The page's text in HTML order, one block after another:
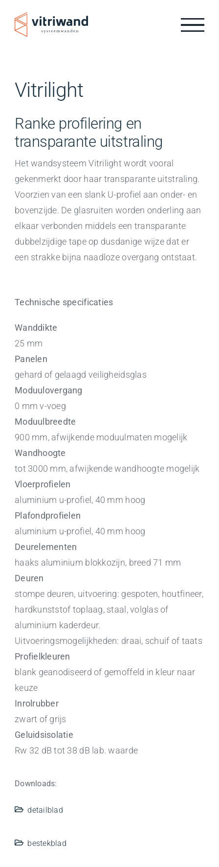
naar
inhoud
Vitrilight
Ranke profilering en
transparante uitstraling
Het wandsysteem Vitrilight wordt vooral
gekenmerkt door haar transparante uitstraling.
Voorzien van een slank U-profiel aan onder- en
bovenzijde. De glasruiten worden onderling aan
elkaar verbonden middels een transparante
dubbelzijdige tape op dusdanige wijze dat er
een strakke bijna naadloze overgang ontstaat.
Technische specificaties
Wanddikte
25 mm
Panelen
gehard of gelaagd veiligheidsglas
Moduulovergang
0 mm v-voeg
Moduulbreedte
900 mm, afwijkende moduulmaten mogelijk
Wandhoogte
tot 3000 mm, afwijkende wandhoogte mogelijk
Vloerprofielen
aluminium u-profiel, 40 mm hoog
Plafondprofielen
aluminium u-profiel, 40 mm hoog
Deurelementen
haaks aluminium blokkozijn, breed 71 mm
Deuren
stompe deuren, uitvoering: gespoten, houtfineer,
hardkunststof toplaag, staal, volglas of
aluminium kaderdeur.
Uitvoeringsmogelijkheden: draai, schuif of taats
Profielkleuren
blank geanodiseerd of gemoffeld in kleur naar
keuze
Inrolrubber
zwart of grijs
Geluidsisolatie
Rw 32 dB tot 38 dB lab. waarde
Downloads:
detailblad
bestekblad